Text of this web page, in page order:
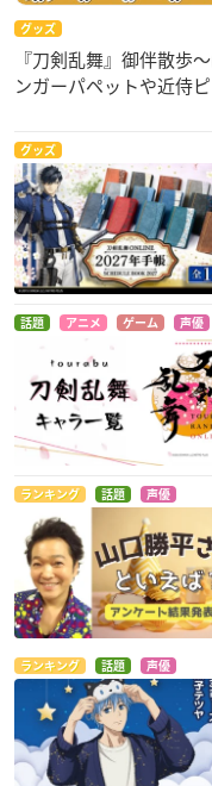
グッズ
『刀剣乱舞』御伴散歩
ンガーパペットや近侍
グッズ
話題 アニメ ゲーム 声優
ランキング 話題 声優
ランキング 話題 声優